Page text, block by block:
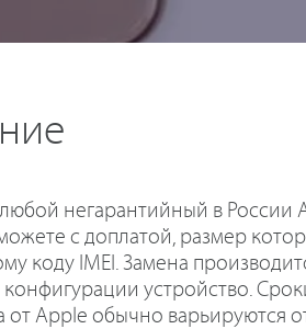
негарантийный в России
с доплатой, размер
коду IMEI. Замена
конфигурации устройство.
от Apple обычно варьируются